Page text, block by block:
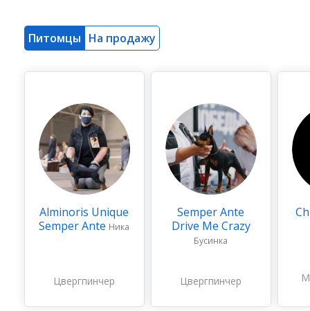
Питомцы На продажу
Alminoris Unique
Semper Ante Ника
Цвергпинчер
Semper Ante
Drive Me Crazy
Бусинка
Цвергпинчер